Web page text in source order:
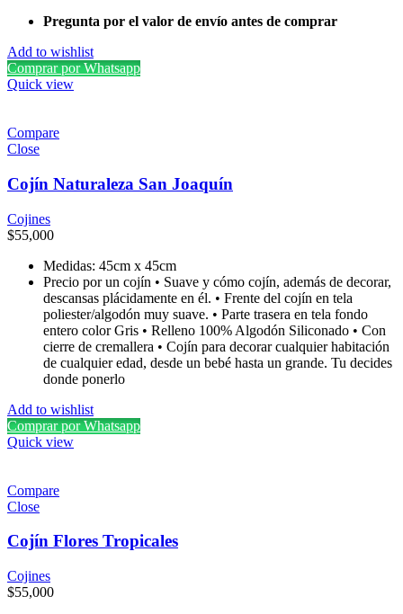
Pregunta por el valor de envío antes de comprar
Add to wishlist
Comprar por Whatsapp
Quick view
Compare
Close
Cojín Naturaleza San Joaquín
Cojines
$55,000
Medidas: 45cm x 45cm
Precio por un cojín • Suave y cómo cojín, además de decorar,
descansas plácidamente en él. • Frente del cojín en tela
poliester/algodón muy suave. • Parte trasera en tela fondo
entero color Gris • Relleno 100% Algodón Siliconado • Con
cierre de cremallera • Cojín para decorar cualquier habitación
de cualquier edad, desde un bebé hasta un grande. Tu decides
donde ponerlo
Add to wishlist
Comprar por Whatsapp
Quick view
Compare
Close
Cojín Flores Tropicales
Cojines
$55,000